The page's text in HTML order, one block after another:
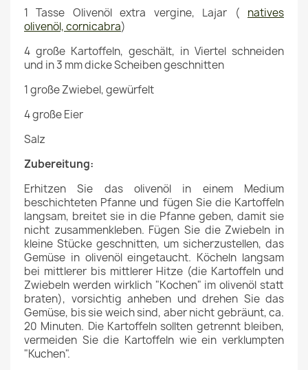
1 Tasse Olivenöl extra vergine, Lajar ( natives
olivenöl, cornicabra)
4 große Kartoffeln, geschält, in Viertel schneiden
und in 3 mm dicke Scheiben geschnitten
1 große Zwiebel, gewürfelt
4 große Eier
Salz
Zubereitung:
Erhitzen Sie das olivenöl in einem Medium
beschichteten Pfanne und fügen Sie die Kartoffeln
langsam, breitet sie in die Pfanne geben, damit sie
nicht zusammenkleben. Fügen Sie die Zwiebeln in
kleine Stücke geschnitten, um sicherzustellen, das
Gemüse in olivenöl eingetaucht. Köcheln langsam
bei mittlerer bis mittlerer Hitze (die Kartoffeln und
Zwiebeln werden wirklich "Kochen" im olivenöl statt
braten), vorsichtig anheben und drehen Sie das
Gemüse, bis sie weich sind, aber nicht gebräunt, ca.
20 Minuten. Die Kartoffeln sollten getrennt bleiben,
vermeiden Sie die Kartoffeln wie ein verklumpten
"Kuchen".